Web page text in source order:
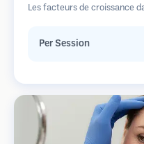
Les facteurs de croissance
Plusieurs séances sont
Per Session